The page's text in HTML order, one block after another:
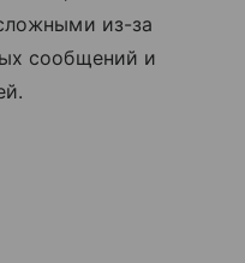
из-за
сообщений и